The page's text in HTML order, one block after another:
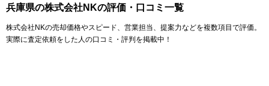
兵庫県の株式会社NKの評価・口コミ一覧
株式会社NKの売却価格やスピード、営業担当、提案力などを複数項目で評価。
実際に査定依頼をした人の口コミ・評判を掲載中！